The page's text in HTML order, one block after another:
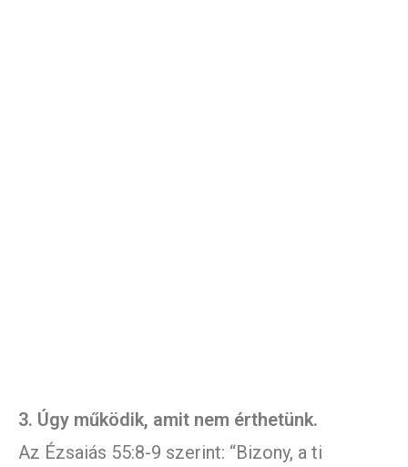
3. Úgy működik, amit nem érthetünk.
Az Ézsaiás 55:8-9 szerint: “Bizony, a ti